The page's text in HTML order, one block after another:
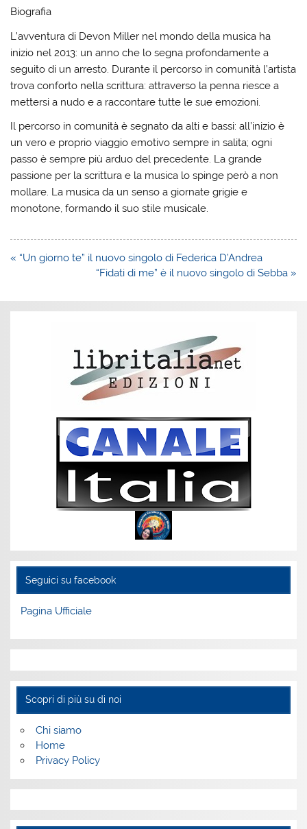
Biografia
L’avventura di Devon Miller nel mondo della musica ha
inizio nel 2013: un anno che lo segna profondamente a
seguito di un arresto. Durante il percorso in comunità l’artista
trova conforto nella scrittura: attraverso la penna riesce a
mettersi a nudo e a raccontare tutte le sue emozioni.
Il percorso in comunità è segnato da alti e bassi: all’inizio è
un vero e proprio viaggio emotivo sempre in salita; ogni
passo è sempre più arduo del precedente. La grande
passione per la scrittura e la musica lo spinge però a non
mollare. La musica da un senso a giornate grigie e
monotone, formando il suo stile musicale.
Navigazione
« “Un giorno te” il nuovo singolo di Federica D’Andrea
“Fidati di me” è il nuovo singolo di Sebba »
Seguici su facebook
Pagina Ufficiale
Scopri di più su di noi
Chi siamo
Home
Privacy Policy